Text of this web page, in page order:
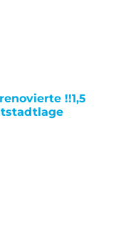
!!1,5